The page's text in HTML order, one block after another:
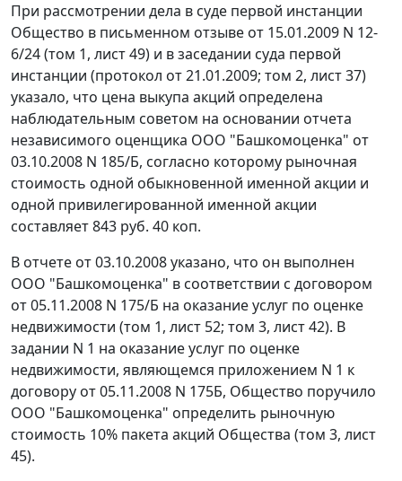
При рассмотрении дела в суде первой инстанции
Общество в письменном отзыве от 15.01.2009 N 12-
6/24 (том 1, лист 49) и в заседании суда первой
инстанции (протокол от 21.01.2009; том 2, лист 37)
указало, что цена выкупа акций определена
наблюдательным советом на основании отчета
независимого оценщика ООО "Башкомоценка" от
03.10.2008 N 185/Б, согласно которому рыночная
стоимость одной обыкновенной именной акции и
одной привилегированной именной акции
составляет 843 руб. 40 коп.
В отчете от 03.10.2008 указано, что он выполнен
ООО "Башкомоценка" в соответствии с договором
от 05.11.2008 N 175/Б на оказание услуг по оценке
недвижимости (том 1, лист 52; том 3, лист 42). В
задании N 1 на оказание услуг по оценке
недвижимости, являющемся приложением N 1 к
договору от 05.11.2008 N 175Б, Общество поручило
ООО "Башкомоценка" определить рыночную
стоимость 10% пакета акций Общества (том 3, лист
45).